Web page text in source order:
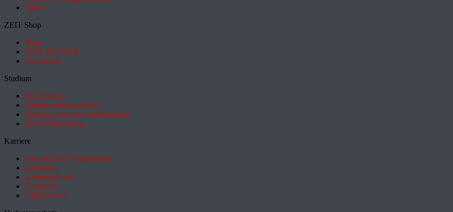
Spiele
ZEIT Shop
Shop
ZEIT BÜCHER
Geschenke
Studium
HeyStudium
Studium-Interessentest
Suchmaschine für Studiengänge
Hochschulranking
Karriere
Jobs im ZEIT Stellenmarkt
academics
academics.com
GoodJobs
e-fellows.net